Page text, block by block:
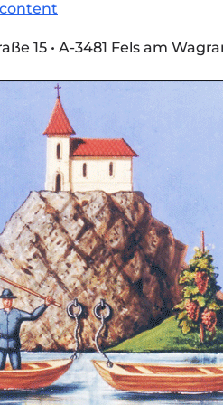
15 • A-3481 Fels am